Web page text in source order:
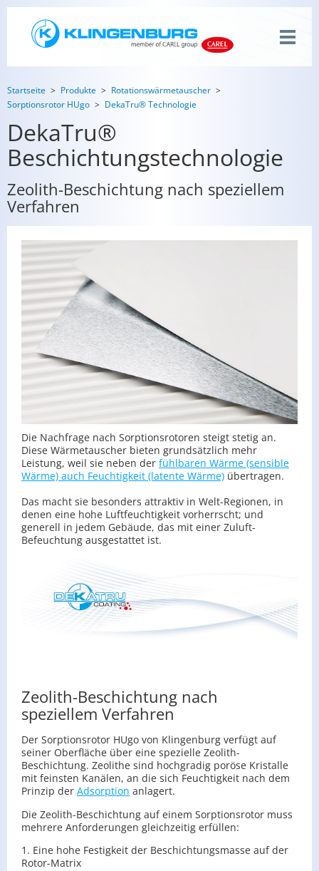
Startseite Produkte
Rotationswärmetauscher
Sorptionsrotor HUgo
DekaTru® Technologie
DekaTru®
Beschichtungstechnologie
Zeolith-Beschichtung nach speziellem
Verfahren
Die Nachfrage nach Sorptionsrotoren steigt stetig an.
Diese Wärmetauscher bieten grundsätzlich mehr
Leistung, weil sie neben der fühlbaren Wärme (sensible
Wärme) auch Feuchtigkeit (latente Wärme) übertragen.
Das macht sie besonders attraktiv in Welt-Regionen, in
denen eine hohe Luftfeuchtigkeit vorherrscht; und
generell in jedem Gebäude, das mit einer Zuluft-
Befeuchtung ausgestattet ist.
Zeolith-Beschichtung nach
speziellem Verfahren
Der Sorptionsrotor HUgo von Klingenburg verfügt auf
seiner Oberfläche über eine spezielle Zeolith-
Beschichtung. Zeolithe sind hochgradig poröse Kristalle
mit feinsten Kanälen, an die sich Feuchtigkeit nach dem
Prinzip der Adsorption anlagert.
Die Zeolith-Beschichtung auf einem Sorptionsrotor muss
mehrere Anforderungen gleichzeitig erfüllen:
1. Eine hohe Festigkeit der Beschichtungsmasse auf der
Rotor-Matrix